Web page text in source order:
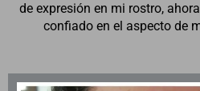
de expresión en mi rostro,
confiado en el aspecto de